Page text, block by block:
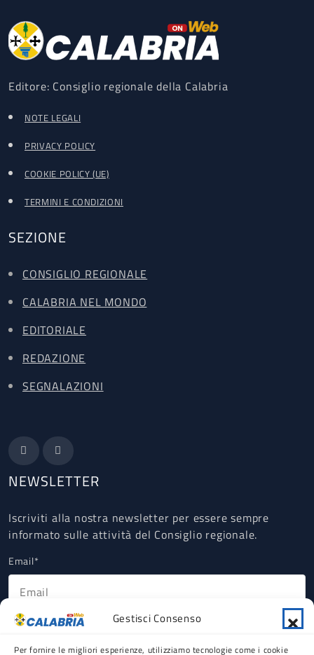
Gestisci Consenso
Per fornire le migliori esperienze, utilizziamo tecnologie come i cookie
Editore: Consiglio regionale della Calabria
NOTE LEGALI
PRIVACY POLICY
COOKIE POLICY (UE)
TERMINI E CONDIZIONI
SEZIONE
CONSIGLIO REGIONALE
CALABRIA NEL MONDO
EDITORIALE
REDAZIONE
SEGNALAZIONI
NEWSLETTER
Iscriviti alla nostra newsletter per essere sempre
informato sulle attività del Consiglio regionale.
Email*
Ho letto, compreso e accettato la Privacy Policy riguardante il